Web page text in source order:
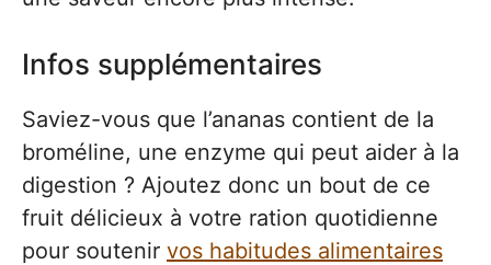
Infos supplémentaires
Saviez-vous que l’ananas contient de la
broméline, une enzyme qui peut aider à la
digestion ? Ajoutez donc un bout de ce
fruit délicieux à votre ration quotidienne
pour soutenir vos habitudes alimentaires